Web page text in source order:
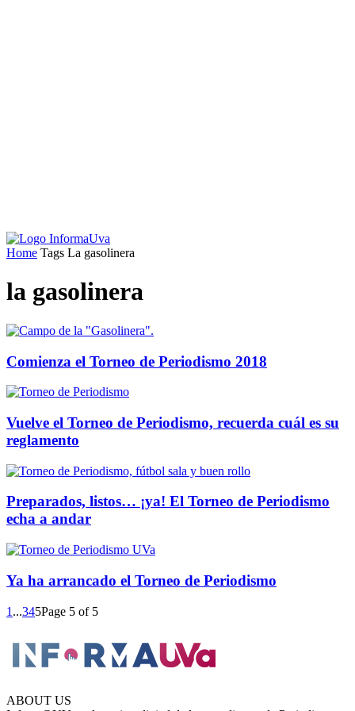
Home Tags La gasolinera
la gasolinera
Comienza el Torneo de Periodismo 2018
Vuelve el Torneo de Periodismo, recuerda cuál es su
reglamento
Preparados, listos… ¡ya! El Torneo de Periodismo
echa a andar
Ya ha arrancado el Torneo de Periodismo
1 ...345Page 5 of 5
ABOUT US